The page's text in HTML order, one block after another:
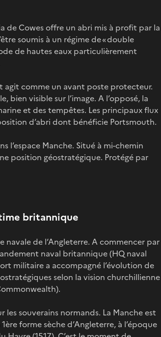
de Cowes offre un abri mis à profit par la
soumis à un régime de « double
de hautes eaux particulièrement
agit comme un avant poste protecteur.
bien visible sur l’image. A l’opposé, la
et des tempêtes. Les principaux flux
d’abri dont bénéficie Portsmouth.
l’espace Manche. Situé à mi-chemin
position géostratégique. Protégé par
britannique
navale de l‘Angleterre. A commencer par
naval britannique (HQ naval
militaire a accompagné l’évolution de
selon la vision churchillienne
les souverains normands. La Manche est
forme sèche d’Angleterre, à l’époque